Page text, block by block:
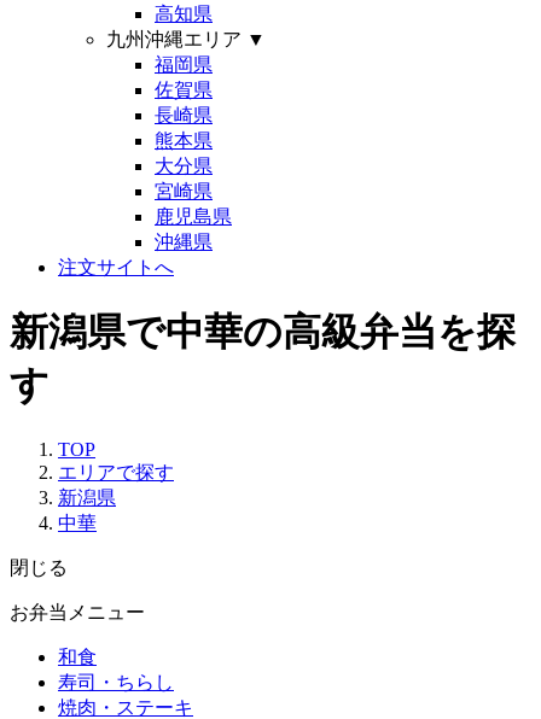
高知県
九州沖縄エリア ▼
福岡県
佐賀県
長崎県
熊本県
大分県
宮崎県
鹿児島県
沖縄県
注文サイトへ
新潟県で中華の高級弁当を探
す
TOP
エリアで探す
新潟県
中華
閉じる
お弁当メニュー
和食
寿司・ちらし
焼肉・ステーキ